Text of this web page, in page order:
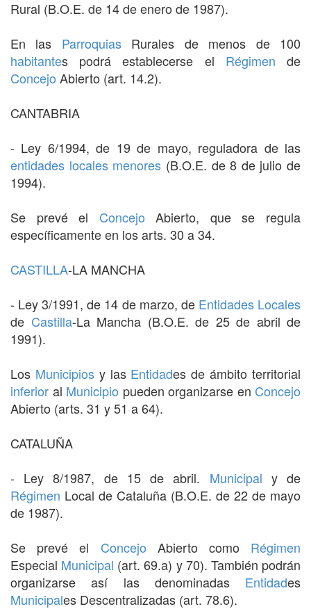
Rural (B.O.E. de 14 de enero de 1987).
En las ParroquiasRurales de menos de 100
habitantes podrá establecerse el Régimen de
Concejo Abierto (art. 14.2).
CANTABRIA
- Ley 6/1994, de 19 de mayo, reguladora de las
entidades locales menores (B.O.E. de 8 de julio de
1994).
Se prevé el Concejo Abierto, que se regula
específicamente en los arts. 30 a 34.
CASTILLA-LA MANCHA
- Ley 3/1991, de 14 de marzo, de Entidades Locales
de Castilla-La Mancha (B.O.E. de 25 de abril de
1991).
Los Municipiosy las Entidades de ámbito territorial
inferior al Municipio pueden organizarse en Concejo
Abierto (arts. 31 y 51 a 64).
CATALUÑA
- Ley 8/1987, de 15 de abril. Municipal y de
Régimen Local de Cataluña (B.O.E. de 22 de mayo
de 1987).
Se prevé el Concejo Abierto como Régimen
Especial Municipal (art. 69.a) y 70). También podrán
organizarse así las denominadas Entidades
Municipales Descentralizadas (art. 78.6).